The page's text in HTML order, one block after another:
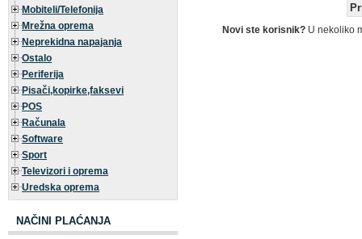
Mobiteli/Telefonija
Mrežna oprema
Neprekidna napajanja
Ostalo
Periferija
Pisači,kopirke,faksevi
POS
Računala
Software
Sport
Televizori i oprema
Uredska oprema
NAČINI PLAĆANJA
Novi ste korisnik? U nekoliko